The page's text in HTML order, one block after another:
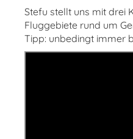
Stefu stellt uns mit drei
Fluggebiete rund um
Tipp: unbedingt immer